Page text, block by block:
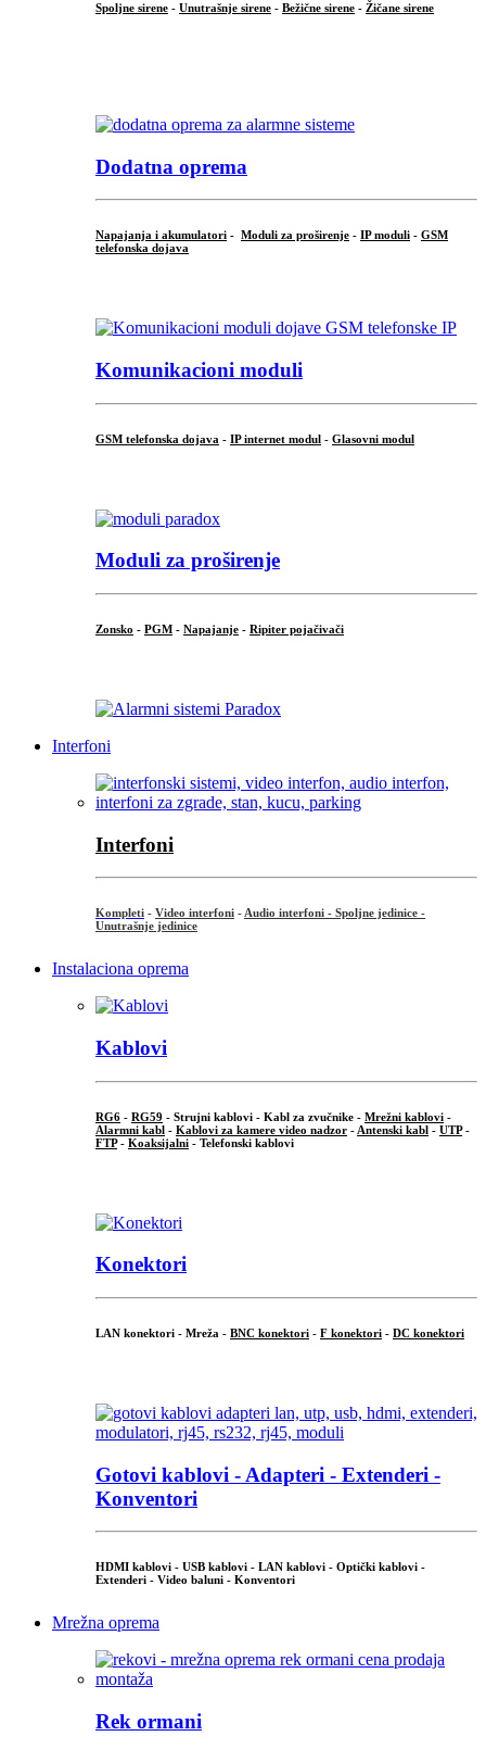
Spoljne sirene - Unutrašnje sirene - Bežične sirene - Žičane sirene
Dodatna oprema
Napajanja i akumulatori - Moduli za proširenje - IP moduli - GSM
telefonska dojava
Komunikacioni moduli
GSM telefonska dojava - IP internet modul - Glasovni modul
Moduli za proširenje
Zonsko - PGM - Napajanje - Ripiter pojačivači
Interfoni
Interfoni
Kompleti - Video interfoni - Audio interfoni - Spoljne jedinice -
Unutrašnje jedinice
Instalaciona oprema
Kablovi
RG6 - RG59 - Strujni kablovi - Kabl za zvučnike - Mrežni kablovi -
Alarmni kabl - Kablovi za kamere video nadzor - Antenski kabl - UTP-
FTP- Koaksijalni - Telefonski kablovi
Konektori
LAN konektori - Mreža - BNC konektori - F konektori - DC konektori
Gotovi kablovi - Adapteri - Extenderi -
Konventori
HDMI kablovi - USB kablovi - LAN kablovi - Optički kablovi -
Extenderi - Video baluni - Konventori
Mrežna oprema
Rek ormani